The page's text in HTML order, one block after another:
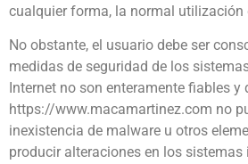
cualquier forma, la normal utilización
No obstante, el usuario debe ser
medidas de seguridad de los
Internet no son enteramente fiables y
https://www.macamartinez.com no
inexistencia de malware u otros
producir alteraciones en los